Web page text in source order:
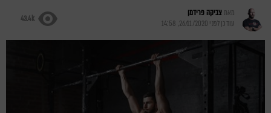
מאתצביקה פרידמן
עודכן לפני 26/11/2020, 14:58
43.4k